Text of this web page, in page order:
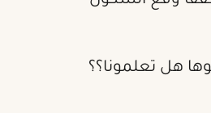
هل تعلمونا؟؟